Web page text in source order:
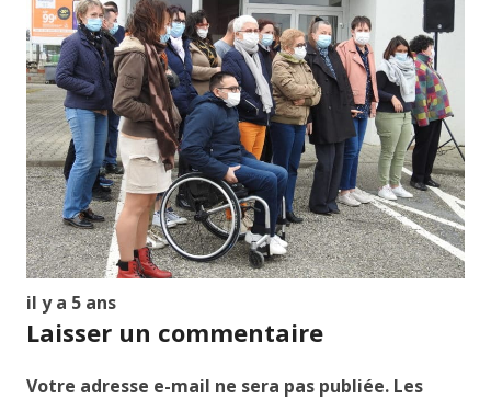
il y a 5 ans
Laisser un commentaire
Votre adresse e-mail ne sera pas publiée. Les